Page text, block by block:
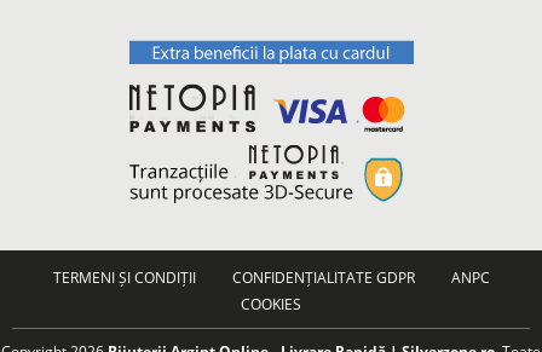
TERMENI ȘI CONDIȚII CONFIDENȚIALITATE GDPR
ANPC
COOKIES